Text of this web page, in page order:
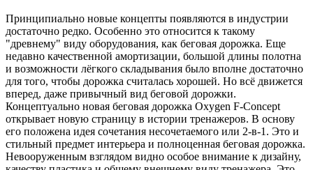
Принципиально новые концепты появляются в индустрии
достаточно редко. Особенно это относится к такому
"древнему" виду оборудования, как беговая дорожка. Еще
недавно качественной амортизации, большой длины полотна
и возможности лёгкого складывания было вполне достаточно
для того, чтобы дорожка считалась хорошей. Но всё движется
вперед, даже привычный вид беговой дорожки.
Концептуально новая беговая дорожка Oxygen F-Concept
открывает новую страницу в истории тренажеров. В основу
его положена идея сочетания несочетаемого или 2-в-1. Это и
стильный предмет интерьера и полноценная беговая дорожка.
Невооруженным взглядом видно особое внимание к дизайну,